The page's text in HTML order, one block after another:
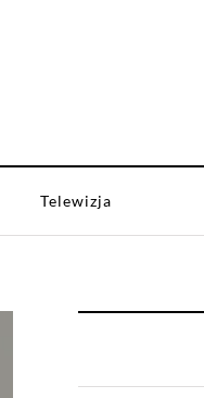
Telewizja